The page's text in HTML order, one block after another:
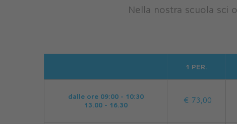
Nella nostra scuola sci
1 PER.
dalle ore 09:00 - 10:30
13.00 - 16.30
€ 73,00